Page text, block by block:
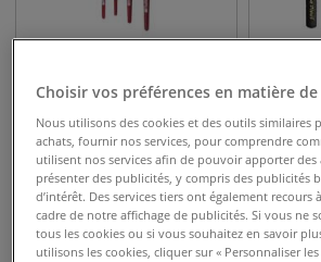
Pinceau Cosmotop Spin
“épée”pointe sabre, série
5587 Da Vinci
dès 24,95 €
Striper
longue
703
dès26,50
Choisir vos préférences en matière
Nous utilisons des cookies et des outils similaires
achats, fournir nos services, pour comprendre
utilisent nos services afin de pouvoir apporter
présenter des publicités, y compris des publicités
d’intérêt. Des services tiers ont également recours
cadre de notre affichage de publicités. Si vous ne
tous les cookies ou si vous souhaitez en savoir
utilisons les cookies, cliquer sur « Personnaliser les